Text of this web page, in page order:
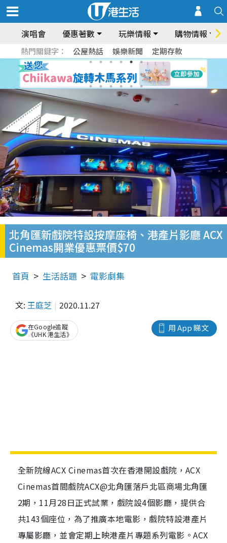
演唱會 優惠著數 玩樂情報 購物情報
熱門關鍵字： 公屋熱話 娛樂新聞 定期存款
北角匯新戲院特設按摩座椅、港產片影廳 ACX
Cinemas開業優惠票價$70
首頁 生活話題 電影劇集
文: 王庭芝 2020.11.27
用 App 睇文
在Google追蹤
《UHK 港生活》
全新院線ACX Cinemas首次在香港開設戲院，ACX
Cinemas首間戲院ACX@北角匯落戶北區商場北角匯
2期，11月28日正式試業，戲院設4個影廳，提供合
共143個座位，為了推廣本地電影，戲院特設港產片
專屬影廳，並會定期上映港產片專題系列電影。ACX